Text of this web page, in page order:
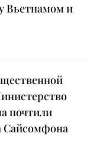
Вьетнамом и
почтили
Сайсомфона